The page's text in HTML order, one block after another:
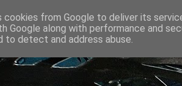
cookies from Google to deliver its
Google along with performance and
to detect and address abuse.